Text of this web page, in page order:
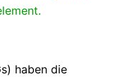
haben die